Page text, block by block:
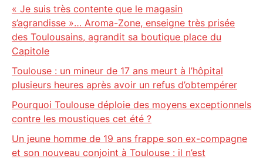
« Je suis très contente que le magasin
s’agrandisse »… Aroma-Zone, enseigne très prisée
des Toulousains, agrandit sa boutique place du
Capitole
Toulouse : un mineur de 17 ans meurt à l’hôpital
plusieurs heures après avoir un refus d’obtempérer
Pourquoi Toulouse déploie des moyens exceptionnels
contre les moustiques cet été ?
Un jeune homme de 19 ans frappe son ex-compagne
et son nouveau conjoint à Toulouse : il n’est